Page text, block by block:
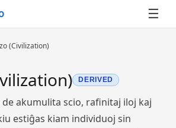
☰
(Civilization)
DERIVED
akumulita scio, rafinitaj iloj kaj
estiĝas kiam individuoj sin